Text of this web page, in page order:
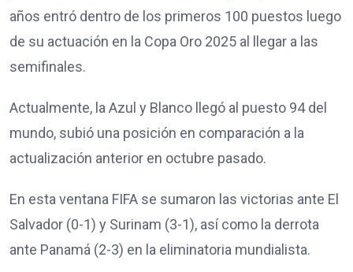
años entró dentro de los primeros 100 puestos luego
de su actuación en la Copa Oro 2025 al llegar a las
semifinales.
Actualmente, la Azul y Blanco llegó al puesto 94 del
mundo, subió una posición en comparación a la
actualización anterior en octubre pasado.
En esta ventana FIFA se sumaron las victorias ante El
Salvador (0-1) y Surinam (3-1), así como la derrota
ante Panamá (2-3) en la eliminatoria mundialista.